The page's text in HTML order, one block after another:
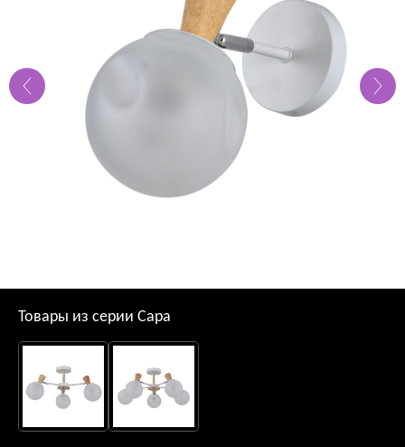
Товары из серии Сара